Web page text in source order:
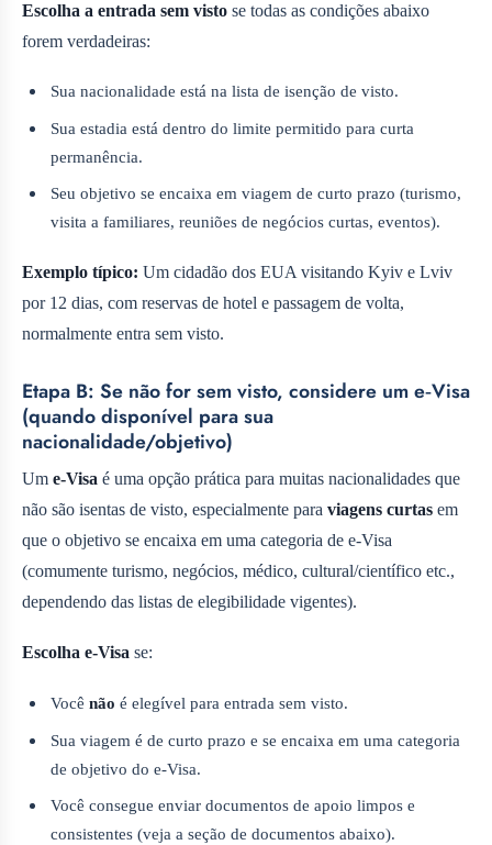
Escolha a entrada sem visto se todas as condições abaixo
forem verdadeiras:
Sua nacionalidade está na lista de isenção de visto.
Sua estadia está dentro do limite permitido para curta
permanência.
Seu objetivo se encaixa em viagem de curto prazo (turismo,
visita a familiares, reuniões de negócios curtas, eventos).
Exemplo típico: Um cidadão dos EUA visitando Kyiv e Lviv
por 12 dias, com reservas de hotel e passagem de volta,
normalmente entra sem visto.
Etapa B: Se não for sem visto, considere um e‑Visa
(quando disponível para sua
nacionalidade/objetivo)
Um e‑Visa é uma opção prática para muitas nacionalidades que
não são isentas de visto, especialmente para viagens curtas em
que o objetivo se encaixa em uma categoria de e‑Visa
(comumente turismo, negócios, médico, cultural/científico etc.,
dependendo das listas de elegibilidade vigentes).
Escolha e‑Visa se:
Vocênão é elegível para entrada sem visto.
Sua viagem é de curto prazo e se encaixa em uma categoria
de objetivo do e‑Visa.
Você consegue enviar documentos de apoio limpos e
consistentes (veja a seção de documentos abaixo).